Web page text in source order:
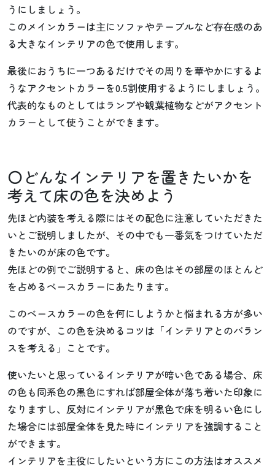
うにしましょう。
このメインカラーは主にソファやテーブルなど存在感のあ
る大きなインテリアの色で使用します。
最後におうちに一つあるだけでその周りを華やかにするよ
うなアクセントカラーを0.5割使用するようにしましょう。
代表的なものとしてはランプや観葉植物などがアクセント
カラーとして使うことができます。
〇どんなインテリアを置きたいかを
考えて床の色を決めよう
先ほど内装を考える際にはその配色に注意していただきた
いとご説明しましたが、その中でも一番気をつけていただ
きたいのが床の色です。
先ほどの例でご説明すると、床の色はその部屋のほとんど
を占めるベースカラーにあたります。
このベースカラーの色を何にしようかと悩まれる方が多い
のですが、この色を決めるコツは「インテリアとのバラン
スを考える」ことです。
使いたいと思っているインテリアが暗い色である場合、床
の色も同系色の黒色にすれば部屋全体が落ち着いた印象に
なりますし、反対にインテリアが黒色で床を明るい色にし
た場合には部屋全体を見た時にインテリアを強調すること
ができます。
インテリアを主役にしたいという方にこの方法はオススメ